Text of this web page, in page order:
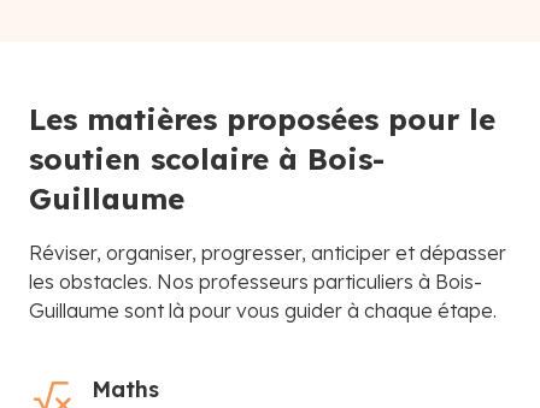
Les matières proposées pour le
soutien scolaire à Bois-
Guillaume
Réviser, organiser, progresser, anticiper et dépasser
les obstacles. Nos professeurs particuliers à Bois-
Guillaume sont là pour vous guider à chaque étape.
Maths